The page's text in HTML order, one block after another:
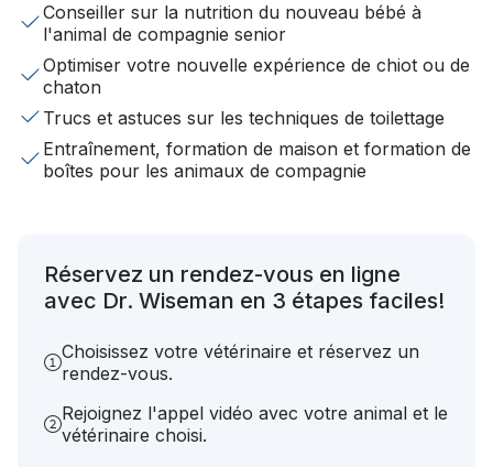
Conseiller sur la nutrition du nouveau bébé à
l'animal de compagnie senior
Optimiser votre nouvelle expérience de chiot ou de
chaton
Trucs et astuces sur les techniques de toilettage
Entraînement, formation de maison et formation de
boîtes pour les animaux de compagnie
Réservez un rendez-vous en ligne
avec Dr. Wiseman en 3 étapes faciles!
Choisissez votre vétérinaire et réservez un
rendez-vous.
Rejoignez l'appel vidéo avec votre animal et le
vétérinaire choisi.